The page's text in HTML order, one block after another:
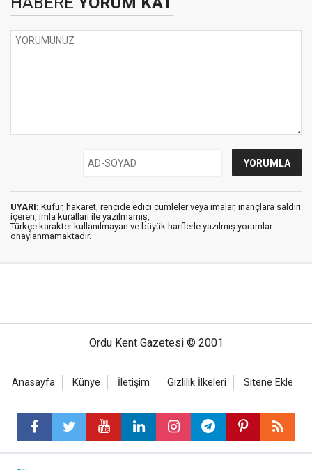
UYARI: Küfür, hakaret, rencide edici cümleler veya imalar, inançlara saldırı
içeren, imla kuralları ile yazılmamış,
Türkçe karakter kullanılmayan ve büyük harflerle yazılmış yorumlar
onaylanmamaktadır.
Ordu Kent Gazetesi © 2001
Anasayfa Künye İletişim Gizlilik İlkeleri Sitene Ekle